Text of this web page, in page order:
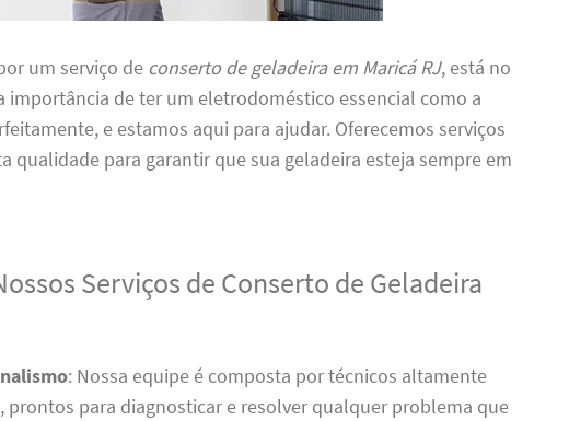
um serviço de conserto de geladeira em Maricá RJ, está no
importância de ter um eletrodoméstico essencial como a
e estamos aqui para ajudar. Oferecemos serviços
qualidade para garantir que sua geladeira esteja sempre em
Serviços de Conserto de Geladeira
: Nossa equipe é composta por técnicos altamente
prontos para diagnosticar e resolver qualquer problema que